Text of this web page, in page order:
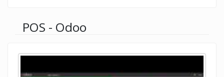
POS - Odoo